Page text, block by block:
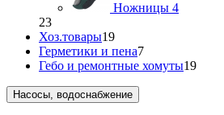
Ножницы 4
23
Хоз.товары19
Герметики и пена7
Гебо и ремонтные хомуты19
Насосы, водоснабжение